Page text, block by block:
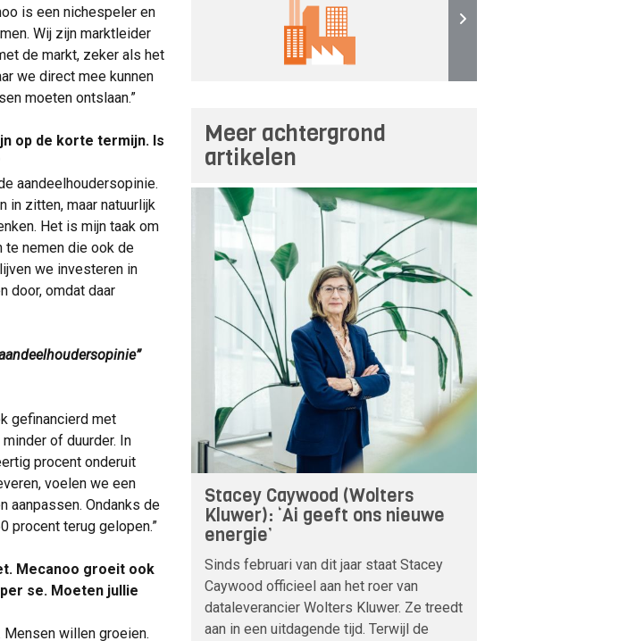
is een nichespeler en
Wij zijn marktleider
de markt, zeker als het
we direct mee kunnen
moeten ontslaan.”
op de korte termijn. Is
aandeelhoudersopinie.
in zitten, maar natuurlijk
Het is mijn taak om
te nemen die ook de
we investeren in
door, omdat daar
gefinancierd met
of duurder. In
procent onderuit
voelen we een
aanpassen. Ondanks de
procent terug gelopen.”
Mecanoo groeit ook
se. Moeten jullie
willen groeien.
Meer achtergrond
artikelen
Stacey Caywood (Wolters
Kluwer): ‘Ai geeft ons nieuwe
energie’
Sinds februari van dit jaar staat Stacey
Caywood officieel aan het roer van
dataleverancier Wolters Kluwer. Ze treedt
aan in een uitdagende tijd. Terwijl de